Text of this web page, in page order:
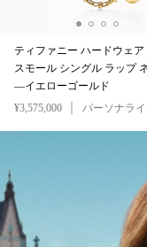
ティファニー ハードウェア
スモール シングル ラップ
—イエローゴールド
¥3,575,000
パーソナラ